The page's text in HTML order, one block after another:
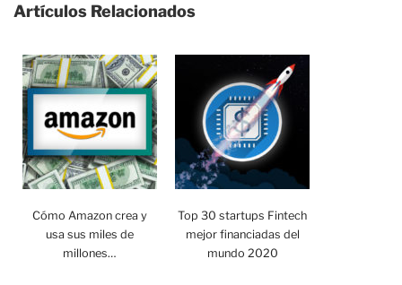
Artículos Relacionados
Cómo Amazon crea y
usa sus miles de
millones…
Top 30 startups Fintech
mejor financiadas del
mundo 2020